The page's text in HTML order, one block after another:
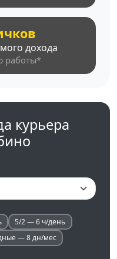
дохода
работы*
курьера
5/2 — 6 ч/день
— 8 дн/мес